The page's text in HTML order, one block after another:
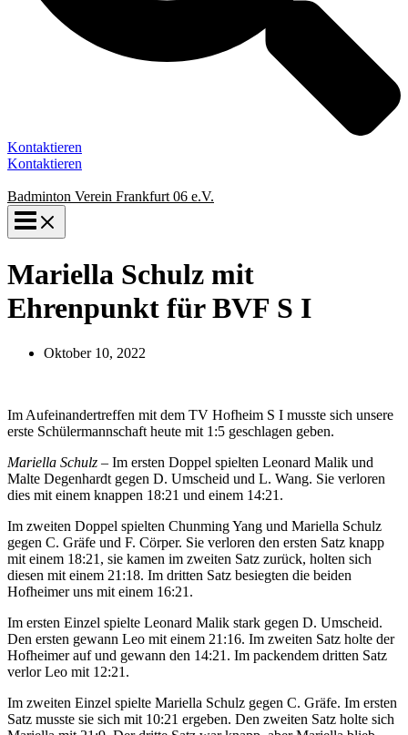
Kontaktieren
Kontaktieren
Badminton Verein Frankfurt 06 e.V.
Mariella Schulz mit
Ehrenpunkt für BVF S I
Oktober 10, 2022
Im Aufeinandertreffen mit dem TV Hofheim S I musste sich unsere
erste Schülermannschaft heute mit 1:5 geschlagen geben.
Mariella Schulz – Im ersten Doppel spielten Leonard Malik und
Malte Degenhardt gegen D. Umscheid und L. Wang. Sie verloren
dies mit einem knappen 18:21 und einem 14:21.
Im zweiten Doppel spielten Chunming Yang und Mariella Schulz
gegen C. Gräfe und F. Cörper. Sie verloren den ersten Satz knapp
mit einem 18:21, sie kamen im zweiten Satz zurück, holten sich
diesen mit einem 21:18. Im dritten Satz besiegten die beiden
Hofheimer uns mit einem 16:21.
Im ersten Einzel spielte Leonard Malik stark gegen D. Umscheid.
Den ersten gewann Leo mit einem 21:16. Im zweiten Satz holte der
Hofheimer auf und gewann den 14:21. Im packendem dritten Satz
verlor Leo mit 12:21.
Im zweiten Einzel spielte Mariella Schulz gegen C. Gräfe. Im ersten
Satz musste sie sich mit 10:21 ergeben. Den zweiten Satz holte sich